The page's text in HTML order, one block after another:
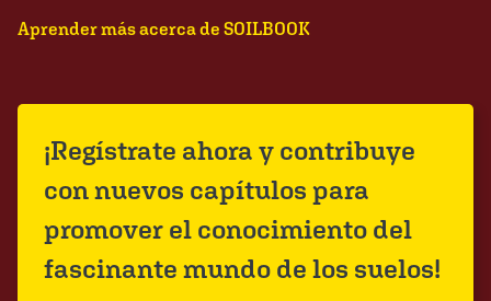
Aprender más acerca de SOILBOOK
¡Regístrate ahora y contribuye
con nuevos capítulos para
promover el conocimiento del
fascinante mundo de los suelos!